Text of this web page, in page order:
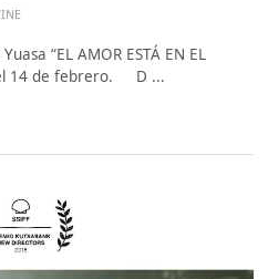
“EL AMOR ESTÁ EN EL
el 14 de febrero. D ...